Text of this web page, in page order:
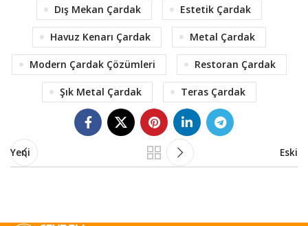
Dış Mekan Çardak Estetik Çardak
Havuz Kenarı Çardak Metal Çardak
Modern Çardak Çözümleri Restoran Çardak
Şık Metal Çardak Teras Çardak
Yeni Eski